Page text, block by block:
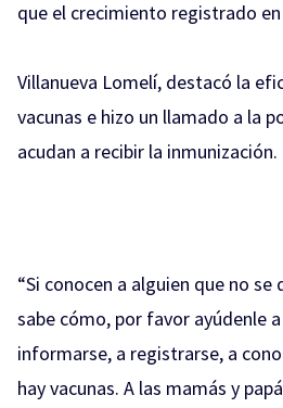
que el crecimiento registrado en
Villanueva Lomelí, destacó la
vacunas e hizo un llamado a la
acudan a recibir la inmunización.
“Si conocen a alguien que no se
sabe cómo, por favor ayúdenle
informarse, a registrarse, a
hay vacunas. A las mamás y